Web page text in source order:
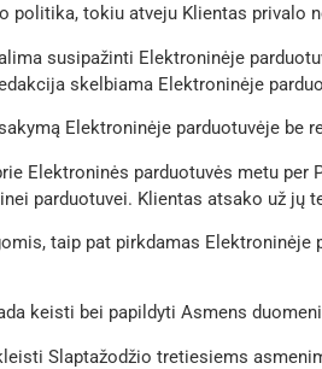
politika, tokiu atveju Klientas privalo
susipažinti Elektroninėje
skelbiama Elektroninėje
Elektroninėje parduotuvėje be
Elektroninės parduotuvės metu
parduotuvei. Klientas atsako už jų
taip pat pirkdamas
keisti bei papildyti Asmens
Slaptažodžio tretiesiems